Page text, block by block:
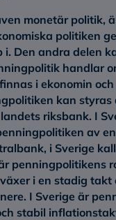
monetär politik,
politiken
i. Den andra delen
handlar
i ekonomin
kan styras
riksbank. I
av
i Sverige
penningpolitikens
i en stadig takt
I Sverige är
stabil